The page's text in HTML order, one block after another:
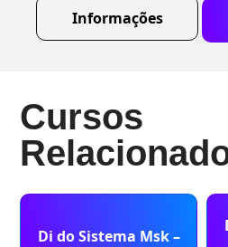
Informações
Cursos
Di do Sistema Msk –